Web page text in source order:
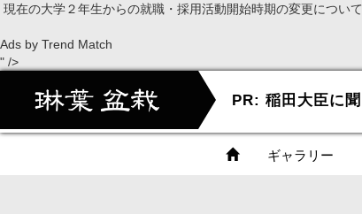
現在の大学２年生からの就職・採用活動開始時期の変更につい
Ads by Trend Match
" />
ギャラリー